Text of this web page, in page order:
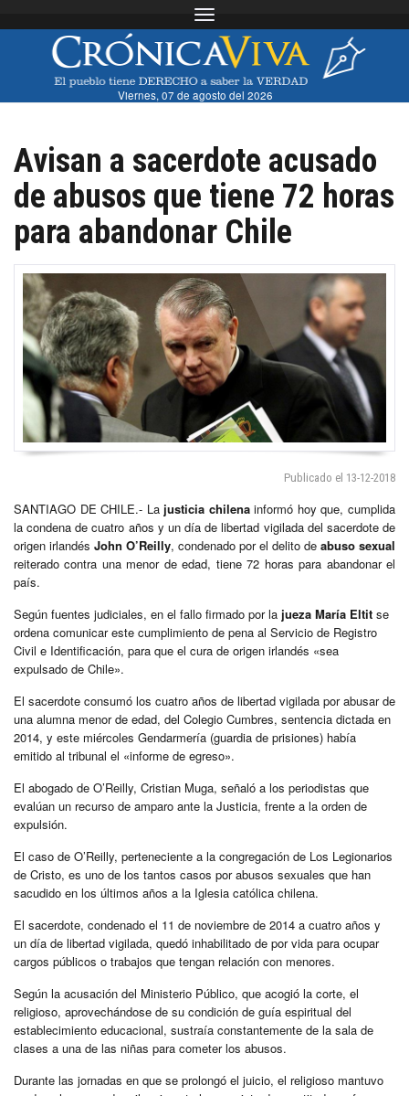
Toggle navigation
Viernes, 07 de agosto del 2026
Avisan a sacerdote acusado
de abusos que tiene 72 horas
para abandonar Chile
Publicado el 13-12-2018
SANTIAGO DE CHILE.- Lajusticia chilenainformó hoy que, cumplida
la condena de cuatro años y un día de libertad vigilada del sacerdote de
origen irlandés John O’Reilly, condenado por el delito de abuso sexual
reiterado contra una menor de edad, tiene 72 horas para abandonar el
país.
Según fuentes judiciales, en el fallo firmado por la jueza María Eltit se
ordena comunicar este cumplimiento de pena al Servicio de Registro
Civil e Identificación, para que el cura de origen irlandés «sea
expulsado de Chile».
El sacerdote consumó los cuatro años de libertad vigilada por abusar de
una alumna menor de edad, del Colegio Cumbres, sentencia dictada en
2014, y este miércoles Gendarmería (guardia de prisiones) había
emitido al tribunal el «informe de egreso».
El abogado de O’Reilly, Cristian Muga, señaló a los periodistas que
evalúan un recurso de amparo ante la Justicia, frente a la orden de
expulsión.
El caso de O’Reilly, perteneciente a la congregación de Los Legionarios
de Cristo, es uno de los tantos casos por abusos sexuales que han
sacudido en los últimos años a la Iglesia católica chilena.
El sacerdote, condenado el 11 de noviembre de 2014 a cuatro años y
un día de libertad vigilada, quedó inhabilitado de por vida para ocupar
cargos públicos o trabajos que tengan relación con menores.
Según la acusación del Ministerio Público, que acogió la corte, el
religioso, aprovechándose de su condición de guía espiritual del
establecimiento educacional, sustraía constantemente de la sala de
clases a una de las niñas para cometer los abusos.
Durante las jornadas en que se prolongó el juicio, el religioso mantuvo